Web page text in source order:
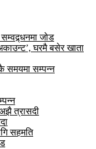
जोड
घरमै बसेर खाता
समयमा सम्पन्न
त्रासदी
सहमति